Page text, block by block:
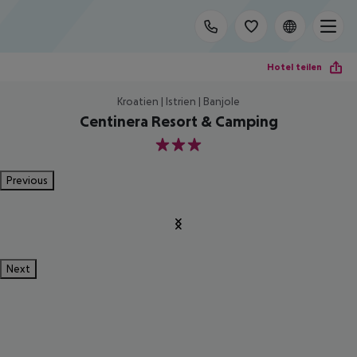
Hotel teilen
Kroatien | Istrien | Banjole
Centinera Resort & Camping
3
Previous
Next